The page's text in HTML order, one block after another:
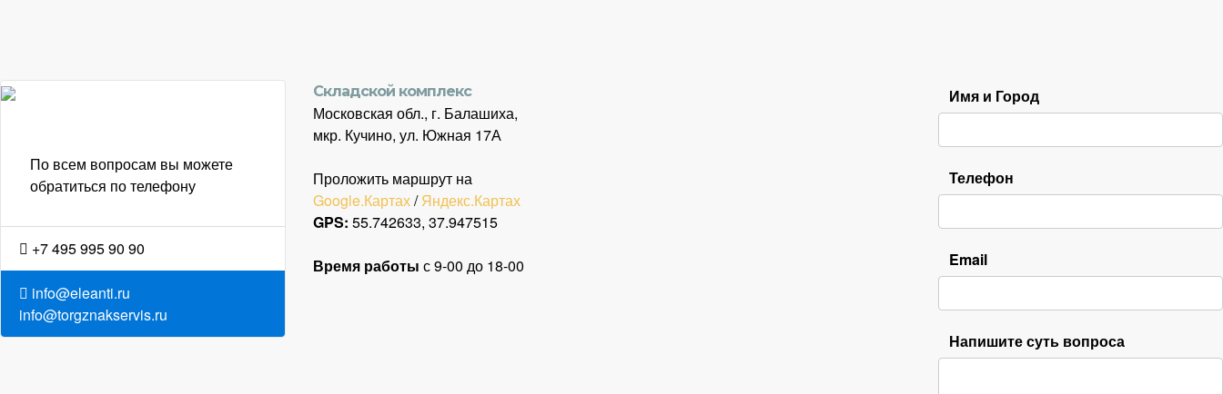
По всем вопросам вы можете
обратиться по телефону
+7 495 995 90 90
info@eleanti.ru
info@torgznakservis.ru
Складской комплекс
Московская обл., г. Балашиха,
мкр. Кучино, ул. Южная 17А
Проложить маршрут на
Google.Картах/Яндекс.Картах
GPS: 55.742633, 37.947515
Время работы с 9-00 до 18-00
Имя и Город
Телефон
Email
Напишите суть вопроса